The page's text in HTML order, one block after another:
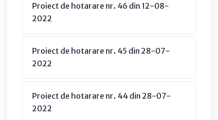
Proiect de hotarare nr. 46 din 12-08-
2022
Proiect de hotarare nr. 45 din 28-07-
2022
Proiect de hotarare nr. 44 din 28-07-
2022